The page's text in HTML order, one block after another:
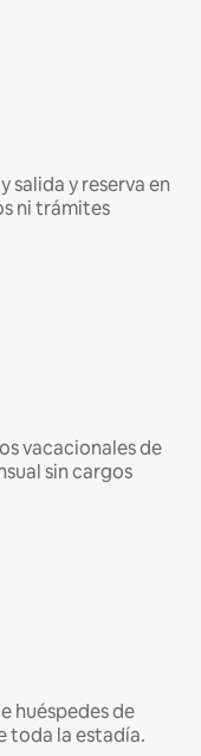
salida y reserva en
ni trámites
vacacionales de
sin cargos
huéspedes de
toda la estadía.